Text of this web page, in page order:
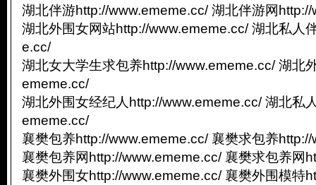
湖北伴游http://www.ememe.cc/ 湖北伴游网
湖北外围女网站http://www.ememe.cc/ 湖北私人
e.cc/
湖北女大学生求包养http://www.ememe.cc/ 湖北
ememe.cc/
湖北外围女经纪人http://www.ememe.cc/ 湖北私
ememe.cc/
襄樊包养http://www.ememe.cc/ 襄樊求包养
襄樊包养网http://www.ememe.cc/ 襄樊求包养网
襄樊外围女http://www.ememe.cc/ 襄樊外围模特